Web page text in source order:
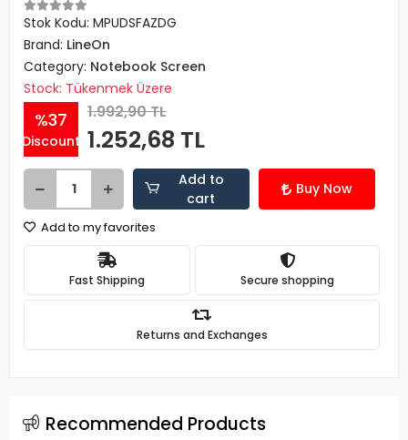
Stok Kodu: MPUDSFAZDG
Brand: LineOn
Category: Notebook Screen
Stock: Tükenmek Üzere
%37
Discount
1.992,90 TL
1.252,68 TL
Add to
cart
Buy Now
Add to my favorites
Fast Shipping Secure shopping
Returns and Exchanges
Recommended Products